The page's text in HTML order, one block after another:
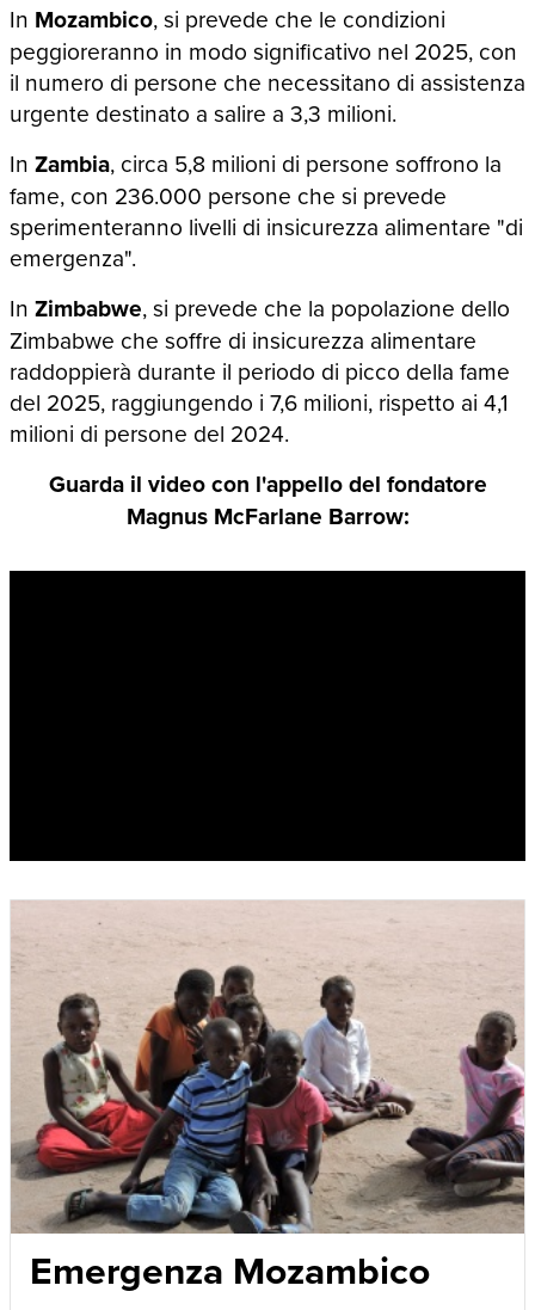
In Mozambico, si prevede che le condizioni
peggioreranno in modo significativo nel 2025, con
il numero di persone che necessitano di assistenza
urgente destinato a salire a 3,3 milioni.
In Zambia, circa 5,8 milioni di persone soffrono la
fame, con 236.000 persone che si prevede
sperimenteranno livelli di insicurezza alimentare "di
emergenza".
In Zimbabwe, si prevede che la popolazione dello
Zimbabwe che soffre di insicurezza alimentare
raddoppierà durante il periodo di picco della fame
del 2025, raggiungendo i 7,6 milioni, rispetto ai 4,1
milioni di persone del 2024.
Guarda il video con l'appello del fondatore
Magnus McFarlane Barrow:
Emergenza Mozambico